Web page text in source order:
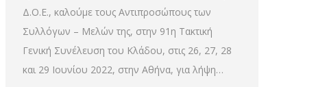
Δ.Ο.Ε., καλούμε τους Αντιπροσώπους των
Συλλόγων – Μελών της, στην 91η Τακτική
Γενική Συνέλευση του Κλάδου, στις 26, 27, 28
και 29 Ιουνίου 2022, στην Αθήνα, για λήψη…